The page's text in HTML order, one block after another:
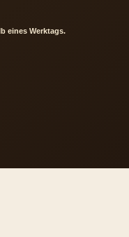
eines Werktags.